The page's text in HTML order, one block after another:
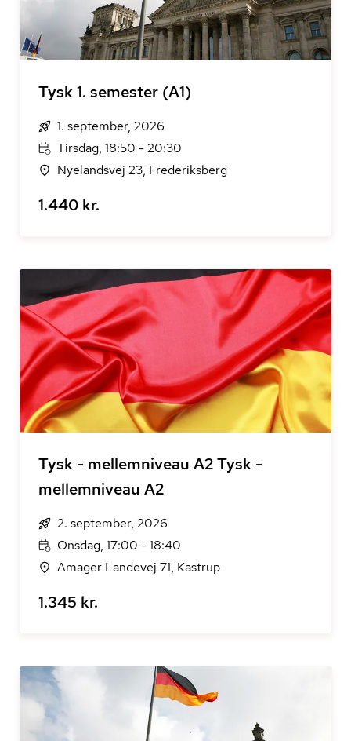
Tysk 1. semester (A1)
1. september, 2026
Tirsdag, 18:50 - 20:30
Nyelandsvej 23, Frederiksberg
1.440 kr.
Tysk - mellemniveau A2 Tysk -
mellemniveau A2
2. september, 2026
Onsdag, 17:00 - 18:40
Amager Landevej 71, Kastrup
1.345 kr.